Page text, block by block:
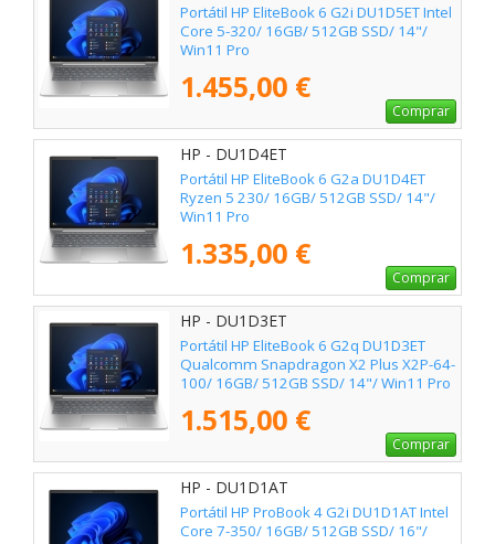
Portátil HP EliteBook 6 G2i DU1D5ET Intel
Core 5-320/ 16GB/ 512GB SSD/ 14"/
Win11 Pro
1.455,00 €
Comprar
HP - DU1D4ET
Portátil HP EliteBook 6 G2a DU1D4ET
Ryzen 5 230/ 16GB/ 512GB SSD/ 14"/
Win11 Pro
1.335,00 €
Comprar
HP - DU1D3ET
Portátil HP EliteBook 6 G2q DU1D3ET
Qualcomm Snapdragon X2 Plus X2P-64-
100/ 16GB/ 512GB SSD/ 14"/ Win11 Pro
1.515,00 €
Comprar
HP - DU1D1AT
Portátil HP ProBook 4 G2i DU1D1AT Intel
Core 7-350/ 16GB/ 512GB SSD/ 16"/